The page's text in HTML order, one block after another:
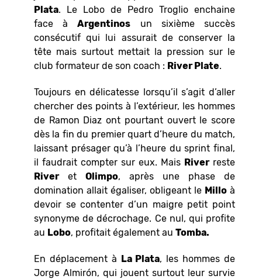
Plata. Le Lobo de Pedro Troglio enchaine
face àArgentinos un sixième succès
consécutif qui lui assurait de conserver la
tête mais surtout mettait la pression sur le
club formateur de son coach : River Plate.
Toujours en délicatesse lorsqu’il s’agit d’aller
chercher des points à l’extérieur, les hommes
de Ramon Diaz ont pourtant ouvert le score
dès la fin du premier quart d’heure du match,
laissant présager qu’à l’heure du sprint final,
il faudrait compter sur eux. Mais Riverreste
Riveret Olimpo, après une phase de
domination allait égaliser, obligeant le Millo à
devoir se contenter d’un maigre petit point
synonyme de décrochage. Ce nul, qui profite
au Lobo, profitait également au Tomba.
En déplacement à La Plata, les hommes de
Jorge Almirón, qui jouent surtout leur survie